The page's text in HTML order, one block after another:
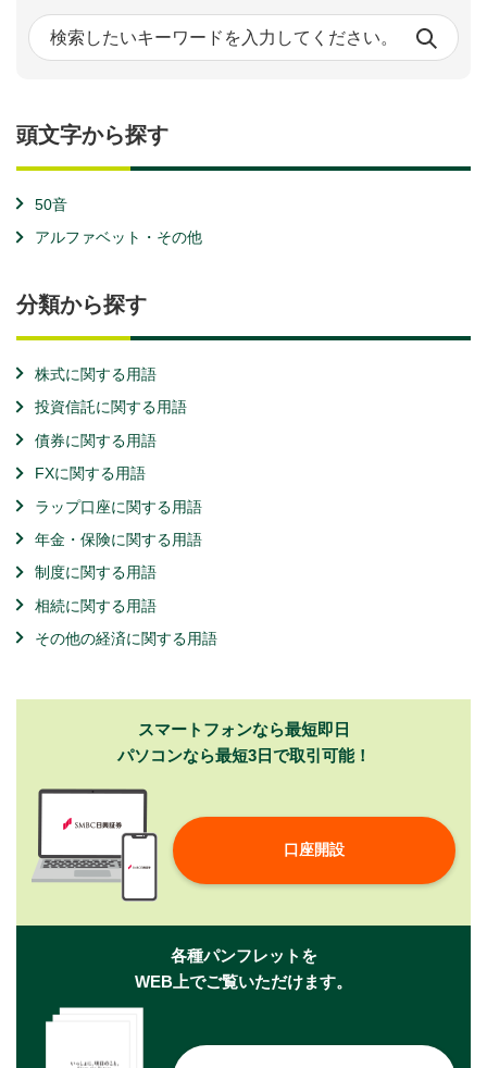
頭文字から探す
50音
アルファベット・その他
分類から探す
株式に関する用語
投資信託に関する用語
債券に関する用語
FXに関する用語
ラップ口座に関する用語
年金・保険に関する用語
制度に関する用語
相続に関する用語
その他の経済に関する用語
スマートフォンなら最短即日
パソコンなら最短3日で取引可能！
口座開設
各種パンフレットを
WEB上でご覧いただけます。